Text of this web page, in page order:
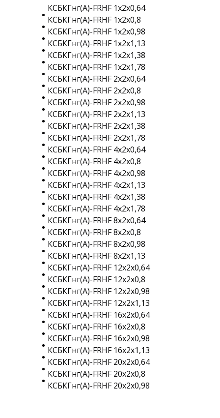
КСБКГнг(A)-FRHF 1х2х0,64
КСБКГнг(A)-FRHF 1х2х0,8
КСБКГнг(A)-FRHF 1х2х0,98
КСБКГнг(A)-FRHF 1х2х1,13
КСБКГнг(A)-FRHF 1х2х1,38
КСБКГнг(A)-FRHF 1х2х1,78
КСБКГнг(A)-FRHF 2х2х0,64
КСБКГнг(A)-FRHF 2х2х0,8
КСБКГнг(A)-FRHF 2х2х0,98
КСБКГнг(A)-FRHF 2х2х1,13
КСБКГнг(A)-FRHF 2х2х1,38
КСБКГнг(A)-FRHF 2х2х1,78
КСБКГнг(A)-FRHF 4х2х0,64
КСБКГнг(A)-FRHF 4х2х0,8
КСБКГнг(A)-FRHF 4х2х0,98
КСБКГнг(A)-FRHF 4х2х1,13
КСБКГнг(A)-FRHF 4х2х1,38
КСБКГнг(A)-FRHF 4х2х1,78
КСБКГнг(A)-FRHF 8х2х0,64
КСБКГнг(A)-FRHF 8х2х0,8
КСБКГнг(A)-FRHF 8х2х0,98
КСБКГнг(A)-FRHF 8х2х1,13
КСБКГнг(A)-FRHF 12х2х0,64
КСБКГнг(A)-FRHF 12х2х0,8
КСБКГнг(A)-FRHF 12х2х0,98
КСБКГнг(A)-FRHF 12х2х1,13
КСБКГнг(A)-FRHF 16х2х0,64
КСБКГнг(A)-FRHF 16х2х0,8
КСБКГнг(A)-FRHF 16х2х0,98
КСБКГнг(A)-FRHF 16х2х1,13
КСБКГнг(A)-FRHF 20х2х0,64
КСБКГнг(A)-FRHF 20х2х0,8
КСБКГнг(A)-FRHF 20х2х0,98